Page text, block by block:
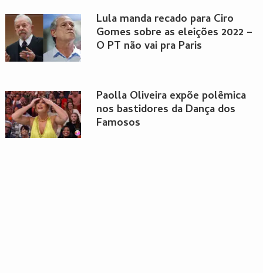
Lula manda recado para Ciro
Gomes sobre as eleições 2022 –
O PT não vai pra Paris
Paolla Oliveira expõe polêmica
nos bastidores da Dança dos
Famosos